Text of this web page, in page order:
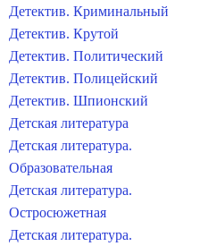
Детектив. Криминальный
Детектив. Крутой
Детектив. Политический
Детектив. Полицейский
Детектив. Шпионский
Детская литература
Детская литература.
Образовательная
Детская литература.
Остросюжетная
Детская литература.